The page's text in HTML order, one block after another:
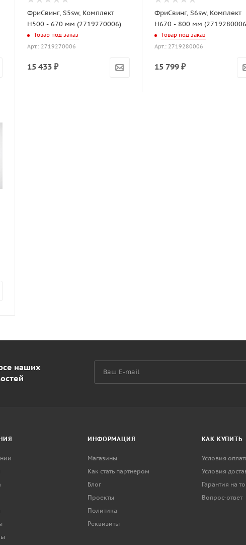
ФриСвинг, S5sw, Комплект
H500 - 670 мм (2719270006)
Товар под заказ
Арт.: 2719270006
15 433 ₽
ФриСвинг, S6sw, Комплект
H670 - 800 мм
Товар под заказ
Арт.: 2719280006
15 799 ₽
наших
ИНФОРМАЦИЯ
Магазины
Как стать партнером
Блог
Проекты
Политика
Реквизиты
КАК КУПИТЬ
Условия
Условия
Гарантия на
Вопрос-ответ